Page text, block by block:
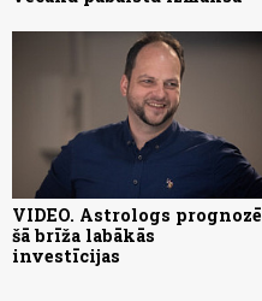
VIDEO. Astrologs prognozē
šā brīža labākās
investīcijas